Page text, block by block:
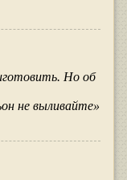
Но об
не выливайте»